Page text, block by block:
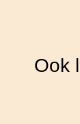
Ook